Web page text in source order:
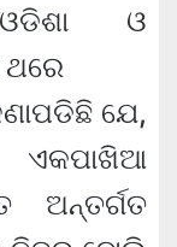
ଓ
ଥରେ
ଯେ,
ଏକପାଖିଆ
ଅନ୍ତର୍ଗତ